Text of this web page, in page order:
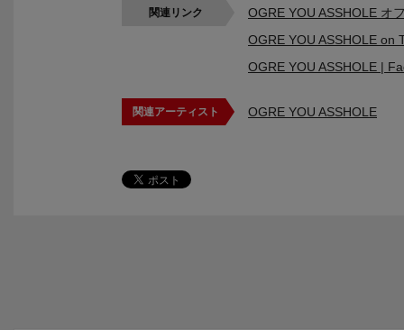
関連リンク
OGRE YOU ASSHOLE オ
OGRE YOU ASSHOLE on
OGRE YOU ASSHOLE |
関連アーティスト OGRE YOU ASSHOLE